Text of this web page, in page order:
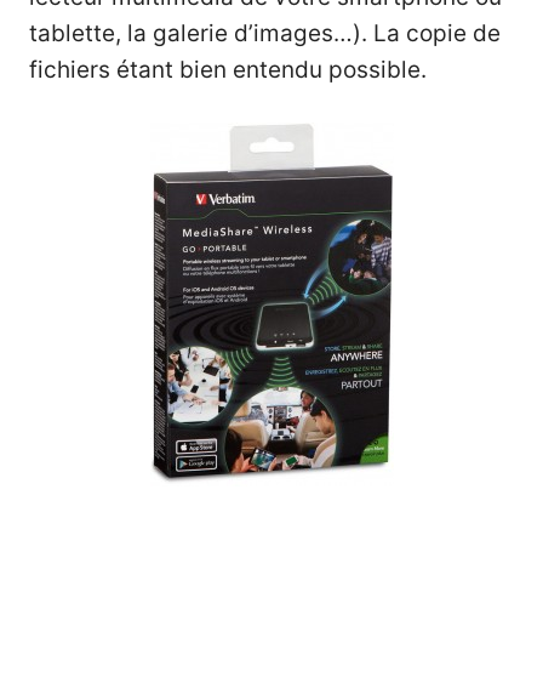
tablette, la galerie d’images…). La copie de
fichiers étant bien entendu possible.